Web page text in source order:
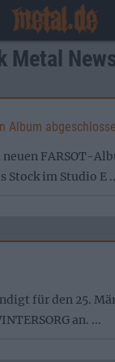
Metal
Album
neuen FARSOT-
Stock im Studio E
für den 25.
an. ...